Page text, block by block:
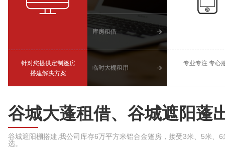
针对您提供定制篷房
搭建解决方案
库房租借
临时大棚租用
专业专注 专心
谷城大蓬租借、谷城遮阳蓬
谷城遮阳棚搭建,我公司库存6万平方米铝合金篷房，接受3米、5米
选。